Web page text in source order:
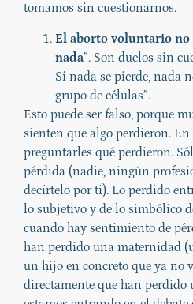
tomamos sin cuestionarnos.
El aborto voluntario no
nada”. Son duelos sin
Si nada se pierde, nada
grupo de células”.
Esto puede ser falso, porque
sienten que algo perdieron.
preguntarles qué perdieron.
pérdida (nadie, ningún
decírtelo por ti). Lo perdido
lo subjetivo y de lo simbólico
cuando hay sentimiento de
han perdido una maternidad
un hijo en concreto que ya no
directamente que han